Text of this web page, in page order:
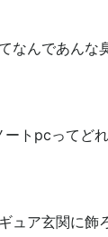
なんであんな
トpcってど
ュア玄関に